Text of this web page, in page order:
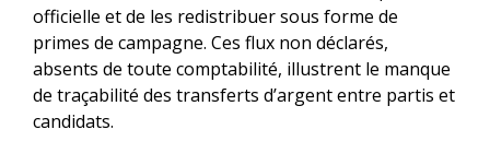
officielle et de les redistribuer sous forme de
primes de campagne. Ces flux non déclarés,
absents de toute comptabilité, illustrent le manque
de traçabilité des transferts d’argent entre partis et
candidats.